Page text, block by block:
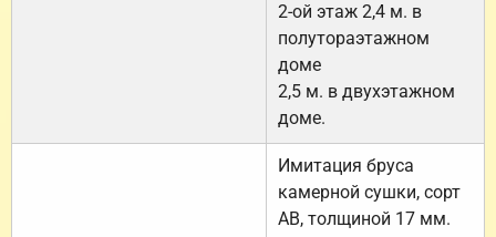
2-ой этаж 2,4 м. в
полутораэтажном
доме
2,5 м. в двухэтажном
доме.
Имитация бруса
камерной сушки, сорт
АВ, толщиной 17 мм.